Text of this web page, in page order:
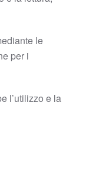
le
per i
l’utilizzo e la